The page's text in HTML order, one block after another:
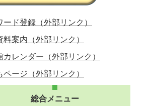
ード登録（外部リンク）
料案内（外部リンク）
カレンダー（外部リンク）
ページ（外部リンク）
総合メニュー